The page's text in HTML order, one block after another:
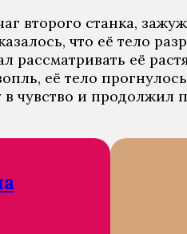
второго станка,
что её тело
рассматривать её
её тело
и продолжил